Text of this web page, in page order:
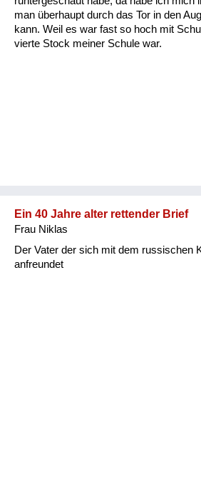
man überhaupt durch das Tor in den
kann. Weil es war fast so hoch mit
vierte Stock meiner Schule war.
Ein 40 Jahre alter rettender Brief
Frau Niklas
Der Vater der sich mit dem russischen
anfreundet